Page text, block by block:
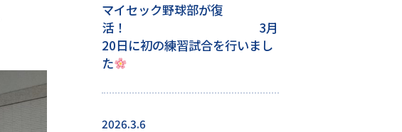
マイセック野球部が復
活！ 3月
20日に初の練習試合を行いまし
た
2026.3.6